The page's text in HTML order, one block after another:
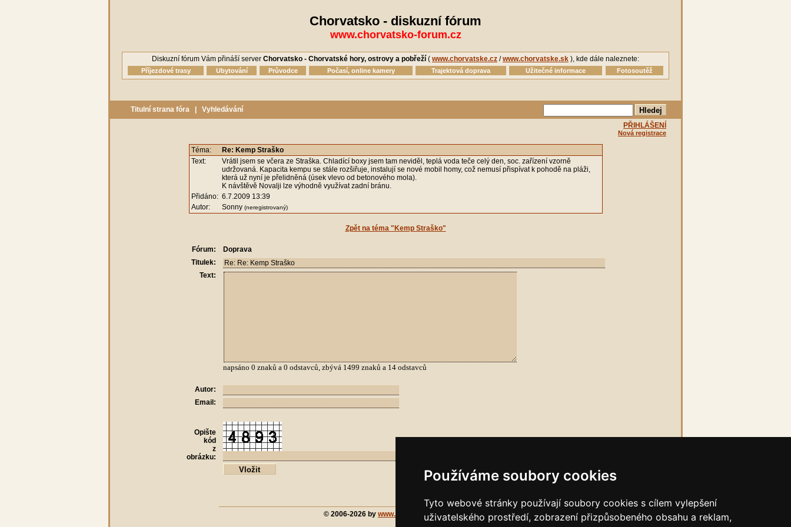
Používáme soubory cookies
Tyto webové stránky používají soubory cookies s cílem vylepšení
uživatelského prostředí, zobrazení přizpůsobeného obsahu a reklam,
Chorvatsko - diskuzní fórum
www.chorvatsko-forum.cz
Diskuzní fórum Vám přináší server Chorvatsko - Chorvatské hory, ostrovy a pobřeží ( www.chorvatske.cz /www.chorvatske.sk ), kde dále naleznete:
Příjezdové trasy Ubytování Průvodce Počasí, online kamery Trajektová doprava Užitečné informace Fotosoutěž
Titulní strana fóra
Vyhledávání
PŘIHLÁŠENÍ
Nová registrace
Téma:
Re: Kemp Straško
Text:
Vrátil jsem se včera ze Straška. Chladící boxy jsem tam neviděl, teplá voda teče celý den, soc. zařízení vzorně
udržovaná. Kapacita kempu se stále rozšiřuje, instalují se nové mobil homy, což nemusí přispívat k pohodě na pláži,
která už nyní je přelidněná (úsek vlevo od betonového mola).
K návštěvě Novalji lze výhodně využívat zadní bránu.
Přidáno: 6.7.2009 13:39
Autor:
Sonny (neregistrovaný)
Zpět na téma "Kemp Straško"
Fórum:
Doprava
Titulek:
Text:
napsáno 0 znaků a 0 odstavců, zbývá 1499 znaků a 14odstavců
Autor:
Email:
Opište
kód
z
obrázku:
© 2006-2026 by www.chorvatsko-forum.cz